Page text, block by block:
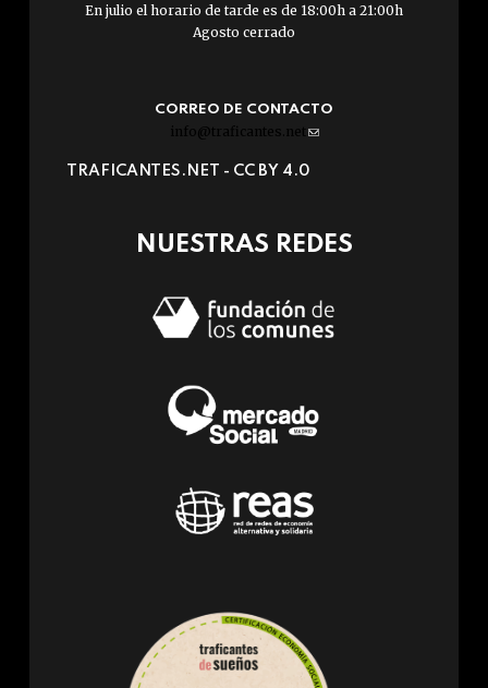
En julio el horario de tarde es de 18:00h a 21:00h
Agosto cerrado
CORREO DE CONTACTO
info@traficantes.net (link
e-
TRAFICANTES.NET - CC BY 4.0
NUESTRAS REDES